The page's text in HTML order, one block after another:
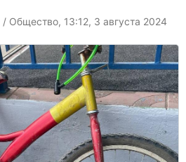
/ Общество, 13:12, 3 августа 2024